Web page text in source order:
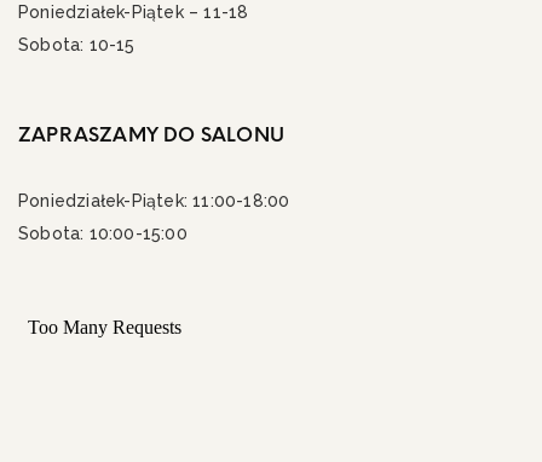
Poniedziałek-Piątek – 11-18
Sobota: 10-15
ZAPRASZAMY DO SALONU
Poniedziałek-Piątek: 11:00-18:00
Sobota: 10:00-15:00